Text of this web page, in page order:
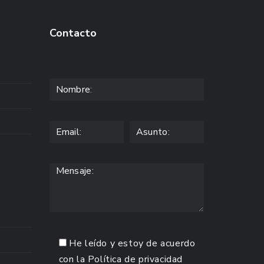
Contacto
He leído y estoy de acuerdo
con la Política de privacidad